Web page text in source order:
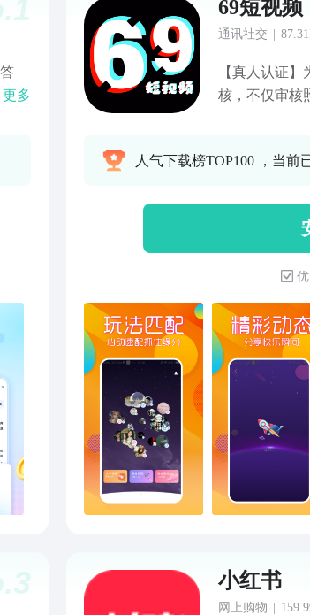
1
，
更多
69短视频
通讯社交
【真人认证
核，不仅审核
沉闷的社交现
人气下载榜TOP100 ，当前
3 小红书
网上购物